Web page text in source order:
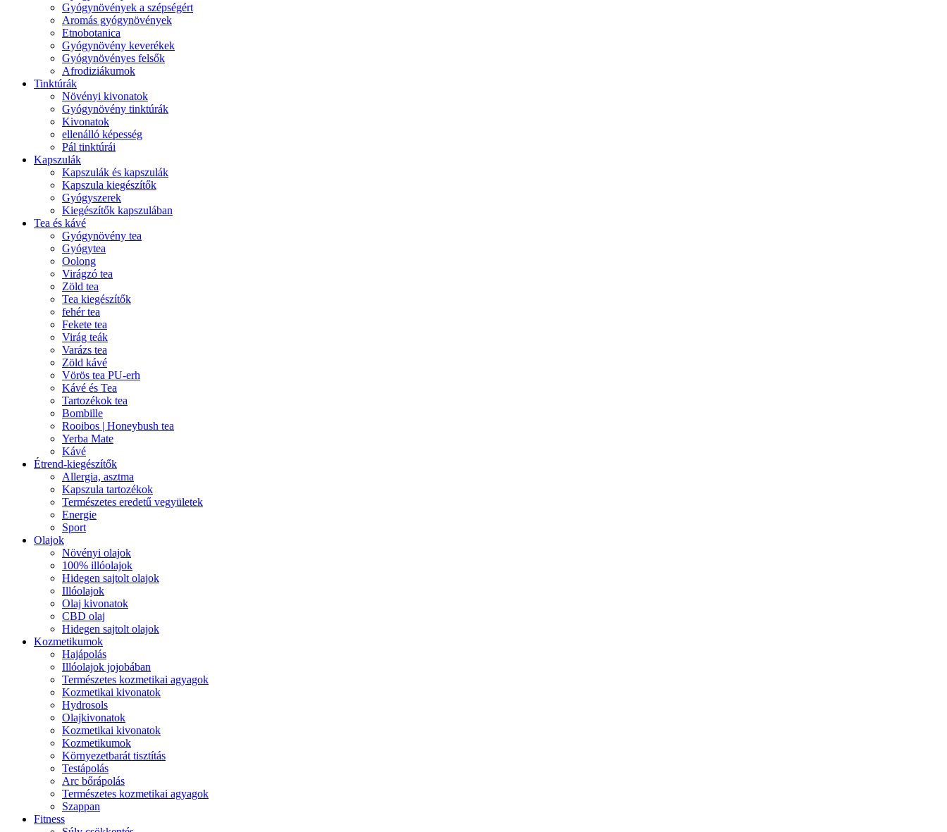
Gyógynövények a szépségért
Aromás gyógynövények
Etnobotanica
Gyógynövény keverékek
Gyógynövényes felsők
Afrodiziákumok
Tinktúrák
Növényi kivonatok
Gyógynövény tinktúrák
Kivonatok
ellenálló képesség
Pál tinktúrái
Kapszulák
Kapszulák és kapszulák
Kapszula kiegészítők
Gyógyszerek
Kiegészítők kapszulában
Tea és kávé
Gyógynövény tea
Gyógytea
Oolong
Virágzó tea
Zöld tea
Tea kiegészítők
fehér tea
Fekete tea
Virág teák
Varázs tea
Zöld kávé
Vörös tea PU-erh
Kávé és Tea
Tartozékok tea
Bombille
Rooibos | Honeybush tea
Yerba Mate
Kávé
Étrend-kiegészítők
Allergia, asztma
Kapszula tartozékok
Természetes eredetű vegyületek
Energie
Sport
Olajok
Növényi olajok
100% illóolajok
Hidegen sajtolt olajok
Illóolajok
Olaj kivonatok
CBD olaj
Hidegen sajtolt olajok
Kozmetikumok
Hajápolás
Illóolajok jojobában
Természetes kozmetikai agyagok
Kozmetikai kivonatok
Hydrosols
Olajkivonatok
Kozmetikai kivonatok
Kozmetikumok
Környezetbarát tisztítás
Testápolás
Arc bőrápolás
Természetes kozmetikai agyagok
Szappan
Fitness